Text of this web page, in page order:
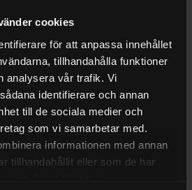
cookies
för att anpassa innehållet
tillhandahålla funktioner
analysera vår trafik. Vi
identifierare och annan
till de sociala medier och
som vi samarbetar med.
informationen med annan
tillhandahållit eller som de har
än.